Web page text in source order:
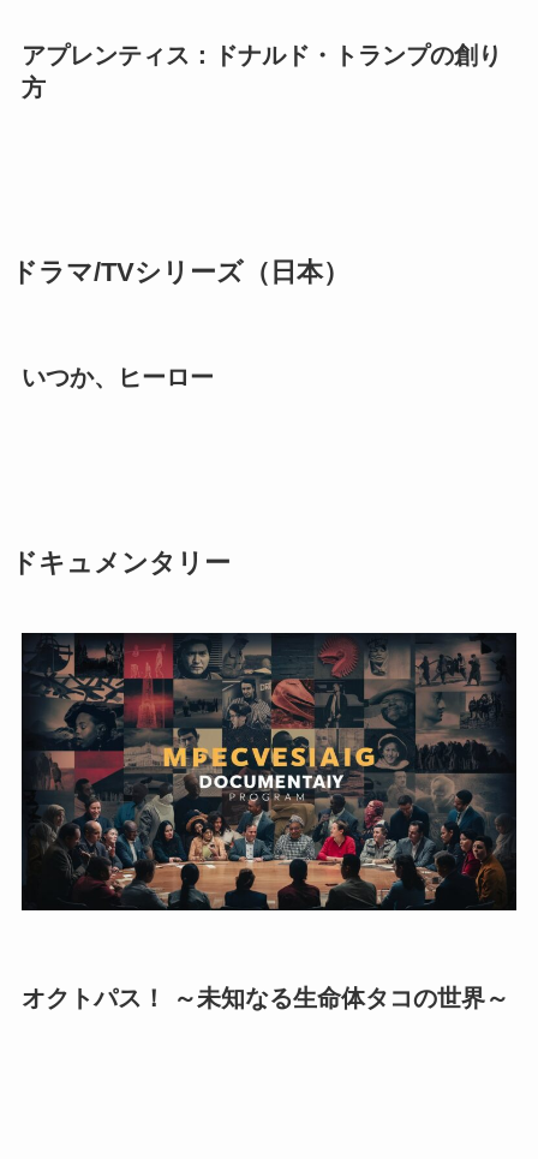
アプレンティス：ドナルド・トランプの創り
方
ドラマ/TVシリーズ（日本）
いつか、ヒーロー
ドキュメンタリー
オクトパス！ ～未知なる生命体タコの世界～